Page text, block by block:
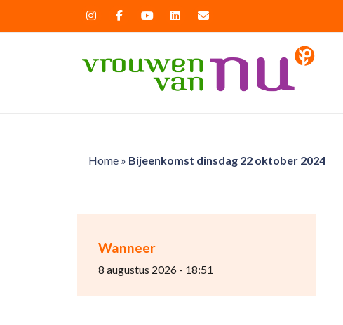
Home» Bijeenkomst dinsdag 22 oktober 2024
Wanneer
8 augustus 2026 - 18:51